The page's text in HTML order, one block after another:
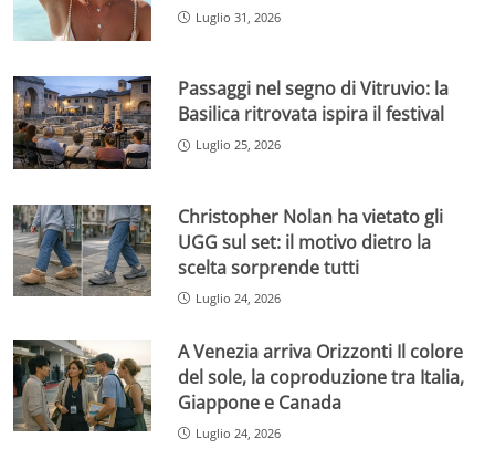
Luglio 31, 2026
Passaggi nel segno di Vitruvio: la
Basilica ritrovata ispira il festival
Luglio 25, 2026
Christopher Nolan ha vietato gli
UGG sul set: il motivo dietro la
scelta sorprende tutti
Luglio 24, 2026
A Venezia arriva Orizzonti Il colore
del sole, la coproduzione tra Italia,
Giappone e Canada
Luglio 24, 2026